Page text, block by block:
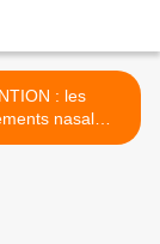
: les
nasal
dangereux